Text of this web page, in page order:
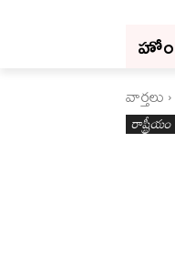
హోం
వార్తలు
రాష్ట్రీయం